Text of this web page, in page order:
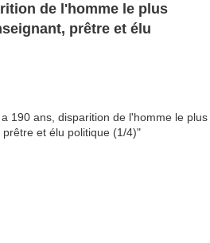
de l'homme le plus
prêtre et élu